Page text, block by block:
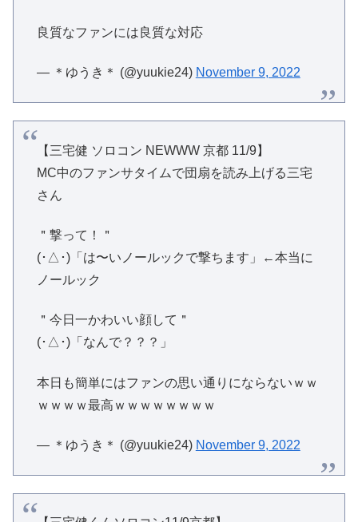
良質なファンには良質な対応
— ＊ゆうき＊ (@yuukie24) November 9, 2022
【三宅健 ソロコン NEWWW 京都 11/9】
MC中のファンサタイムで団扇を読み上げる三宅
さん
＂撃って！＂
(･△･)「は〜いノールックで撃ちます」←本当に
ノールック
＂今日一かわいい顔して＂
(･△･)「なんで？？？」
本日も簡単にはファンの思い通りにならないｗｗ
ｗｗｗｗ最高ｗｗｗｗｗｗｗｗ
— ＊ゆうき＊ (@yuukie24) November 9, 2022